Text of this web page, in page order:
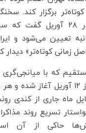
برگزار کند.
اسماعیل بقایی، در ۲۸
تعیین می‌شود و
زمانی کوتاه‌تر» دیدار
که با
رم برگزار می‌شود، از ۱۲ آوریل
ماه جاری از کندی
تسریع روند
حاکی از آن